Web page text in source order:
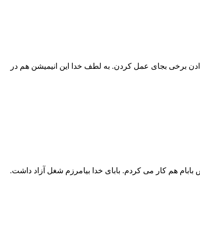
و شعار دادن برخی بجای عمل کردن. به لطف خدا این انیمیشن هم در
هم کار می کردم. بابای خدا بیامرزم شغل آزاد داشت.